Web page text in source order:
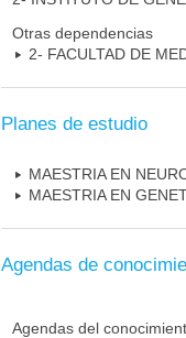
Otras dependencias
2- FACULTAD DE
Planes de estudio
MAESTRIA EN
MAESTRIA EN
Agendas de
Agendas del